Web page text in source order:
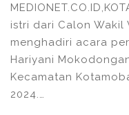
istri dari Calon Wakil
menghadiri acara
Hariyani
Kecamatan
2024.…